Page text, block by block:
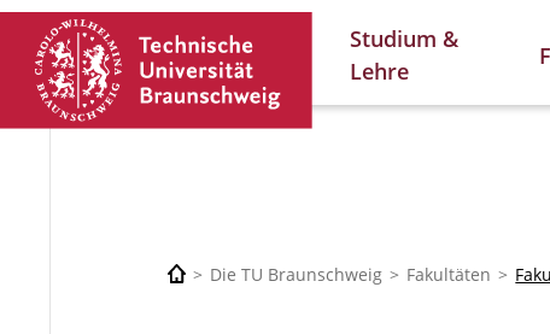
Studium &
Lehre
Die TU Braunschweig Fakultäten